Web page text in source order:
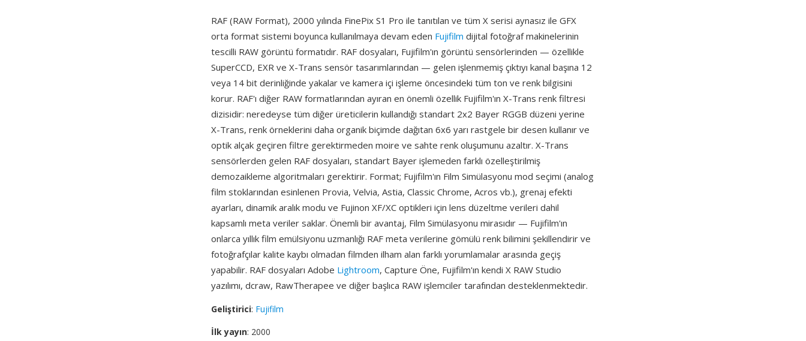
RAF (RAW Format), 2000 yılında FinePix S1 Pro ile tanıtılan ve tüm X serisi aynasız ile GFX
orta format sistemi boyunca kullanılmaya devam eden Fujifilm dijital fotoğraf makinelerinin
tescilli RAW görüntü formatıdır. RAF dosyaları, Fujifilm'ın görüntü sensörlerinden — özellikle
SuperCCD, EXR ve X-Trans sensör tasarımlarından — gelen işlenmemiş çıktıyı kanal başına 12
veya 14 bit derinliğinde yakalar ve kamera içi işleme öncesindeki tüm ton ve renk bilgisini
korur. RAF'ı diğer RAW formatlarından ayıran en önemli özellik Fujifilm'ın X-Trans renk filtresi
dizisidir: neredeyse tüm diğer üreticilerin kullandığı standart 2x2 Bayer RGGB düzeni yerine
X-Trans, renk örneklerini daha organik biçimde dağıtan 6x6 yarı rastgele bir desen kullanır ve
optik alçak geçiren filtre gerektirmeden moire ve sahte renk oluşumunu azaltır. X-Trans
sensörlerden gelen RAF dosyaları, standart Bayer işlemeden farklı özelleştirilmiş
demozaikleme algoritmaları gerektirir. Format; Fujifilm'ın Film Simülasyonu mod seçimi (analog
film stoklarından esinlenen Provia, Velvia, Astia, Classic Chrome, Acros vb.), grenaj efekti
ayarları, dinamik aralık modu ve Fujinon XF/XC optikleri için lens düzeltme verileri dahil
kapsamlı meta veriler saklar. Önemli bir avantaj, Film Simülasyonu mirasıdır — Fujifilm'ın
onlarca yıllık film emülsiyonu uzmanlığı RAF meta verilerine gömülü renk bilimini şekillendirir ve
fotoğrafçılar kalite kaybı olmadan filmden ilham alan farklı yorumlamalar arasında geçiş
yapabilir. RAF dosyaları Adobe Lightroom, Capture Öne, Fujifilm'ın kendi X RAW Studio
yazılımı, dcraw, RawTherapee ve diğer başlıca RAW işlemciler tarafından desteklenmektedir.
Geliştirici: Fujifilm
İlk yayın: 2000